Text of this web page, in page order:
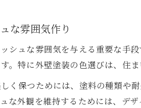
な雰囲気作り
シュな雰囲気を与える重要な手
。特に外壁塗装の色選びは、住
く保つためには、塗料の種類や
な外観を維持するためには、デ